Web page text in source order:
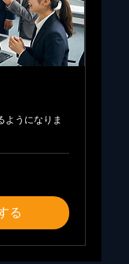
ようになりま
る